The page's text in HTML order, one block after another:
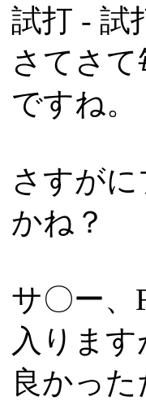
試打 - 試
さてさ
ですね。
さすが
かね？
サ〇ー、
入ります
良かった